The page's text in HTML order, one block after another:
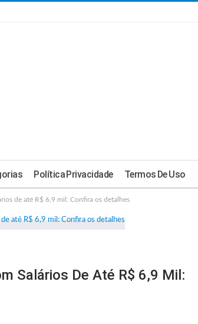
Política Privacidade Termos De Uso
de até R$ 6,9 mil: Confira os detalhes
Salários De Até R$ 6,9 Mil: